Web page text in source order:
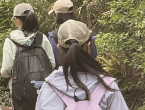
保護者の方
アクセスマ
よくあるご
個人情報保護